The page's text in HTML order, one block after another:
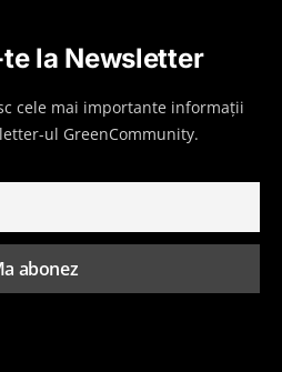
la Newsletter
cele mai importante informații
ul GreenCommunity.